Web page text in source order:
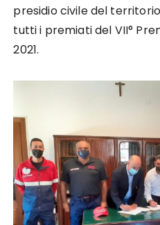
presidio civile del
tutti i premiati del VII°
2021.